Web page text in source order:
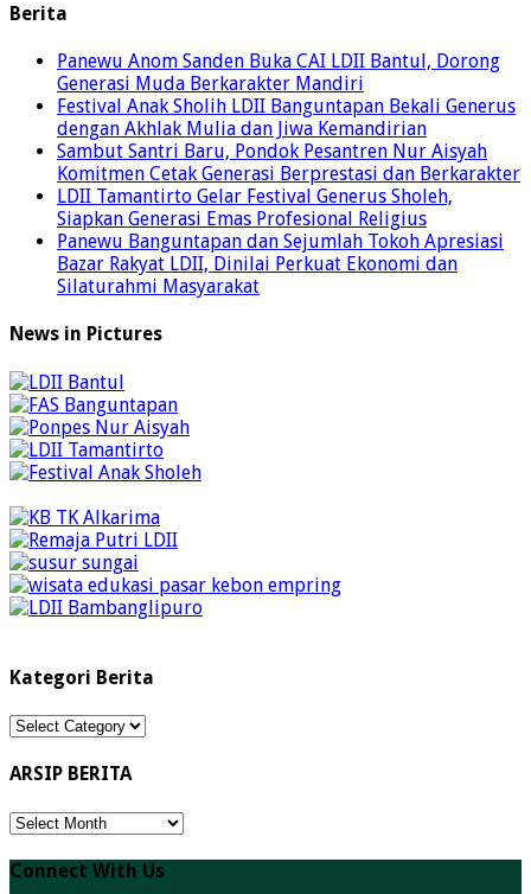
Berita
Panewu Anom Sanden Buka CAI LDII Bantul, Dorong
Generasi Muda Berkarakter Mandiri
Festival Anak Sholih LDII Banguntapan Bekali Generus
dengan Akhlak Mulia dan Jiwa Kemandirian
Sambut Santri Baru, Pondok Pesantren Nur Aisyah
Komitmen Cetak Generasi Berprestasi dan Berkarakter
LDII Tamantirto Gelar Festival Generus Sholeh,
Siapkan Generasi Emas Profesional Religius
Panewu Banguntapan dan Sejumlah Tokoh Apresiasi
Bazar Rakyat LDII, Dinilai Perkuat Ekonomi dan
Silaturahmi Masyarakat
News in Pictures
Kategori Berita
Kategori
ARSIP BERITA
ARSIP
Connect With Us